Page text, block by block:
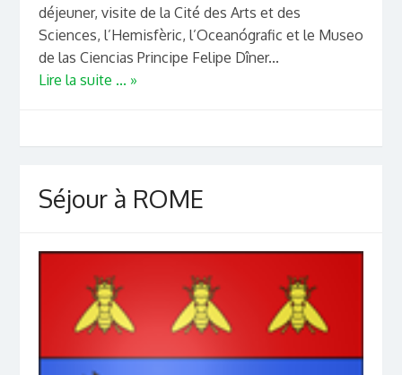
déjeuner, visite de la Cité des Arts et des
Sciences, l’Hemisfèric, l’Oceanógrafic et le Museo
de las Ciencias Principe Felipe Dîner...
Lire la suite ... »
Séjour à ROME